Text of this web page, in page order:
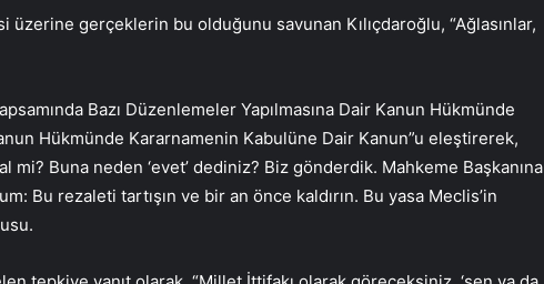
gerçeklerin bu olduğunu savunan Kılıçdaroğlu, “Ağlasınlar,
Bazı Düzenlemeler Yapılmasına Dair Kanun Hükmünde
Hükmünde Kararnamenin Kabulüne Dair Kanun”u eleştirerek,
mi? Buna neden ‘evet’ dediniz? Biz gönderdik. Mahkeme Başkanına
Bu rezaleti tartışın ve bir an önce kaldırın. Bu yasa Meclis’in